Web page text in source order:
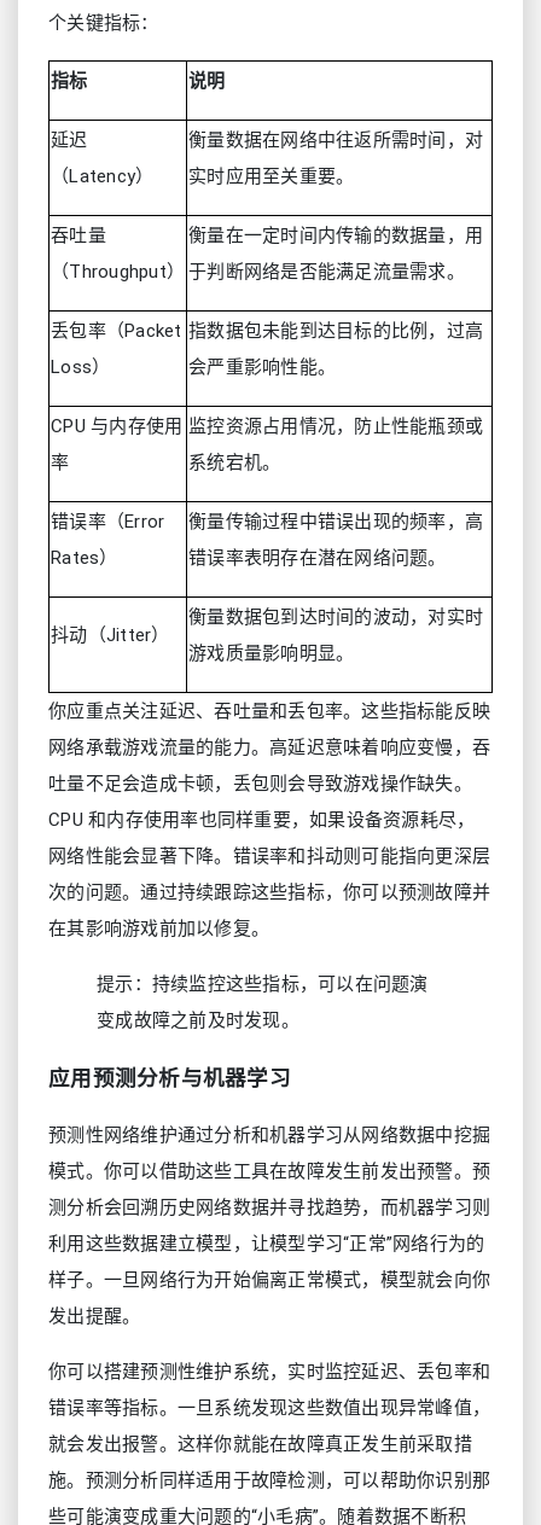
个关键指标：
指标 说明
延迟
（Latency）
衡量数据在网络中往返所需时间，对
实时应用至关重要。
吞吐量
（Throughput）
衡量在一定时间内传输的数据量，用
于判断网络是否能满足流量需求。
丢包率（Packet
Loss）
指数据包未能到达目标的比例，过高
会严重影响性能。
CPU 与内存使用
率
监控资源占用情况，防止性能瓶颈或
系统宕机。
错误率（Error
Rates）
衡量传输过程中错误出现的频率，高
错误率表明存在潜在网络问题。
抖动（Jitter）
衡量数据包到达时间的波动，对实时
游戏质量影响明显。
你应重点关注延迟、吞吐量和丢包率。这些指标能反映
网络承载游戏流量的能力。高延迟意味着响应变慢，吞
吐量不足会造成卡顿，丢包则会导致游戏操作缺失。
CPU 和内存使用率也同样重要，如果设备资源耗尽，
网络性能会显著下降。错误率和抖动则可能指向更深层
次的问题。通过持续跟踪这些指标，你可以预测故障并
在其影响游戏前加以修复。
提示：持续监控这些指标，可以在问题演
变成故障之前及时发现。
应用预测分析与机器学习
预测性网络维护通过分析和机器学习从网络数据中挖掘
模式。你可以借助这些工具在故障发生前发出预警。预
测分析会回溯历史网络数据并寻找趋势，而机器学习则
利用这些数据建立模型，让模型学习“正常”网络行为的
样子。一旦网络行为开始偏离正常模式，模型就会向你
发出提醒。
你可以搭建预测性维护系统，实时监控延迟、丢包率和
错误率等指标。一旦系统发现这些数值出现异常峰值，
就会发出报警。这样你就能在故障真正发生前采取措
施。预测分析同样适用于故障检测，可以帮助你识别那
些可能演变成重大问题的“小毛病”。随着数据不断积